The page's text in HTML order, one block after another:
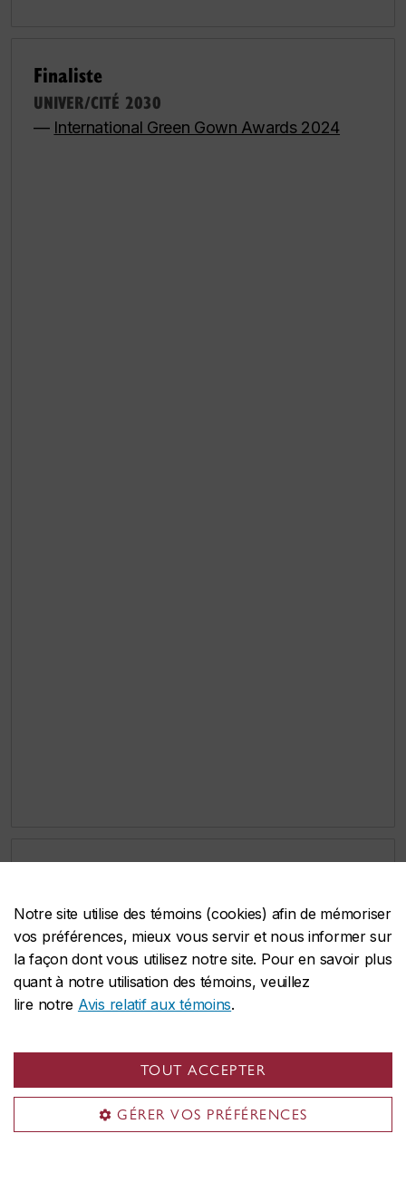
Notre site utilise des témoins (cookies) afin de mémoriser
vos préférences, mieux vous servir et nous informer sur
la façon dont vous utilisez notre site. Pour en savoir plus
quant à notre utilisation des témoins, veuillez
lire notre Avis relatif aux témoins.
TOUT ACCEPTER
GÉRER VOS PRÉFÉRENCES
Finaliste
UNIVER/CITÉ 2030
— International Green Gown Awards 2024
au monde,
durabilité
—Classement mondial des universités de QS
2024 : durabilité